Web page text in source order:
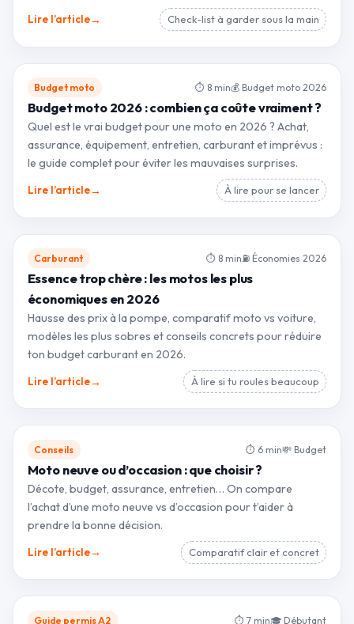
Lire l’article→ Check-list à garder sous la main
Budget moto ⏱ 8 min💰 Budget moto 2026
Budget moto 2026 : combien ça coûte vraiment ?
Quel est le vrai budget pour une moto en 2026 ? Achat,
assurance, équipement, entretien, carburant et imprévus :
le guide complet pour éviter les mauvaises surprises.
Lire l’article→ À lire pour se lancer
Carburant ⏱ 8 min ⛽ Économies 2026
Essence trop chère : les motos les plus
économiques en 2026
Hausse des prix à la pompe, comparatif moto vs voiture,
modèles les plus sobres et conseils concrets pour réduire
ton budget carburant en 2026.
Lire l’article→ À lire si tu roules beaucoup
Conseils ⏱ 6 min💸 Budget
Moto neuve ou d’occasion : que choisir ?
Décote, budget, assurance, entretien… On compare
l’achat d’une moto neuve vs d’occasion pour t’aider à
prendre la bonne décision.
Lire l’article→ Comparatif clair et concret
Guide permis A2 ⏱ 7 min🎓 Débutant